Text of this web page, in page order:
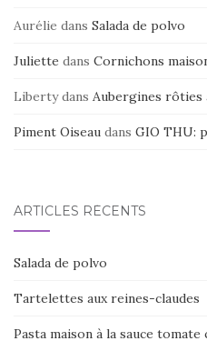
Aurélie dans Salada de polvo
Juliette dans Cornichons
Libertydans Aubergines rôties
Piment Oiseau dans GIO THU:
ARTICLES RÉCENTS
Salada de polvo
Tartelettes aux reines-claudes
Pasta maison à la sauce tomate